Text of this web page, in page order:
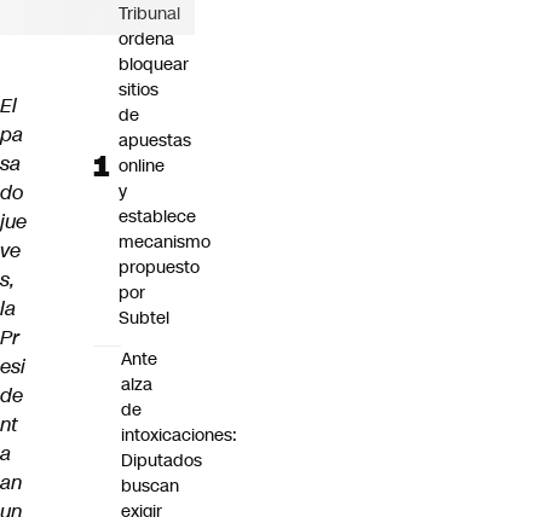
El
pa
sa
do
jue
ve
s,
la
Pr
esi
de
nt
a
an
un
Tribunal
ordena
bloquear
sitios
de
apuestas
online
y
establece
mecanismo
propuesto
por
Subtel
Ante
alza
de
intoxicaciones:
Diputados
buscan
exigir